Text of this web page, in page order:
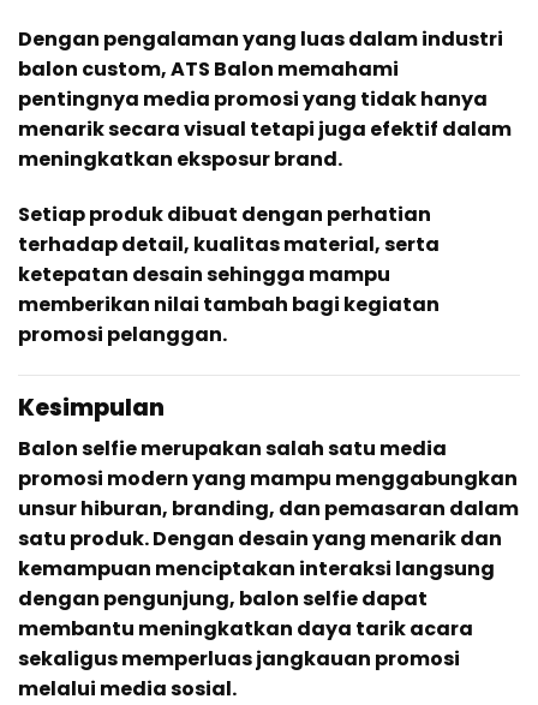
Dengan pengalaman yang luas dalam industri
balon custom, ATS Balon memahami
pentingnya media promosi yang tidak hanya
menarik secara visual tetapi juga efektif dalam
meningkatkan eksposur brand.
Setiap produk dibuat dengan perhatian
terhadap detail, kualitas material, serta
ketepatan desain sehingga mampu
memberikan nilai tambah bagi kegiatan
promosi pelanggan.
Kesimpulan
Balon selfie merupakan salah satu media
promosi modern yang mampu menggabungkan
unsur hiburan, branding, dan pemasaran dalam
satu produk. Dengan desain yang menarik dan
kemampuan menciptakan interaksi langsung
dengan pengunjung, balon selfie dapat
membantu meningkatkan daya tarik acara
sekaligus memperluas jangkauan promosi
melalui media sosial.